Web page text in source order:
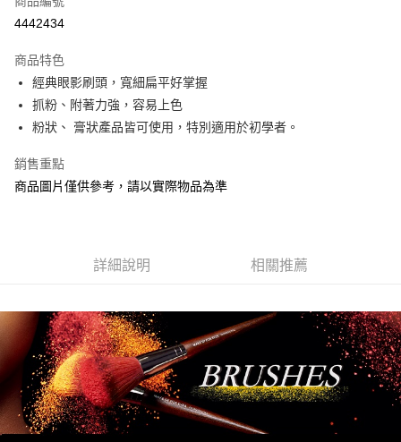
信用卡分期付款
合作金庫商業銀行
華南商業銀行
上海商業儲蓄銀行
國泰世華商業銀行
兆豐國際商業銀行
匯豐（台灣）商業銀行
聯邦商業銀行
遠東國際商業銀行
台灣樂天信用卡公司
超商取貨付款
LINE Pay
街口支付
AFTEE先享後付
【關於「AFTEE先享後付」】
AFTEE先享後付是「在收到商品之後才付款」的支付方式。 讓您購物簡單
便利好安心！
１．簡單：不需註冊會員、不需綁卡、不需儲值。
２．便利：只要手機號碼，簡訊認證，即可結帳。
３．安心：先確認商品／服務後，再付款。
【「AFTEE先享後付」結帳流程】
運送方式
全家取貨付款
每筆NT$80，滿NT$1,200(含以上)免運費
付款後全家取貨
4442434
商品特色
經典眼影刷頭，寬細扁平好掌握
抓粉、附著力強，容易上色
粉狀、 膏狀產品皆可使用，特別適用於初學者。
銷售重點
商品圖片僅供參考，請以實際物品為準
詳細說明 相關推薦